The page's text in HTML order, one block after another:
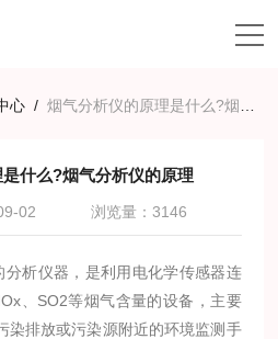
心 /烟气分析仪的原理是什么?烟气分析仪的原理
什么?烟气分析仪的原理
02 浏览量：3146
分析仪器，是利用电化学传感器连
、SO2等烟气含量的设备 ，主要
染排放或污染源附近的环境监测手